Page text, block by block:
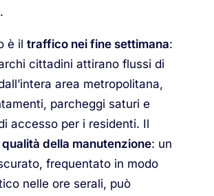
è il traffico nei fine settimana:
cittadini attirano flussi di
area metropolitana,
parcheggi saturi e
accesso per i residenti. Il
qualità della manutenzione: un
frequentato in modo
nelle ore serali, può